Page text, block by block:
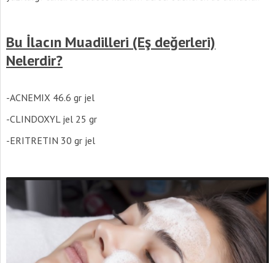
Bu İlacın Muadilleri (Eş değerleri)
Nelerdir?
-ACNEMIX 46.6 gr jel
-CLINDOXYL jel 25 gr
-ERITRETIN 30 gr jel